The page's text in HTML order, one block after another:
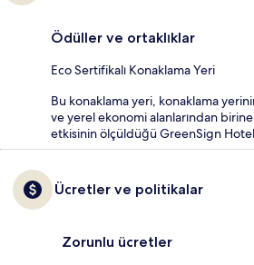
Ödüller ve ortaklıklar
Eco Sertifikalı Konaklama Yeri
Bu konaklama yeri, konaklama
ve yerel ekonomi alanlarından birine
etkisinin ölçüldüğü GreenSign Hotel
Ücretler ve politikalar
Zorunlu ücretler